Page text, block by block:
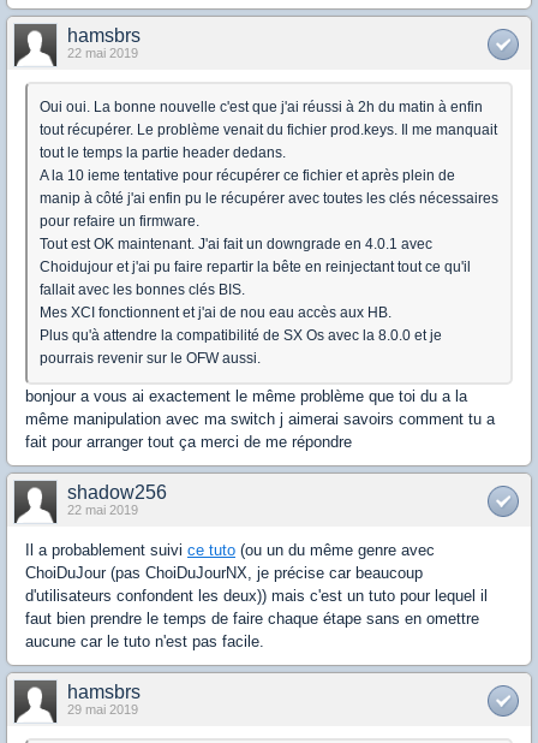
hamsbrs
22 mai 2019
Oui oui. La bonne nouvelle c'est que j'ai réussi à 2h du matin à enfin
tout récupérer. Le problème venait du fichier prod.keys. Il me manquait
tout le temps la partie header dedans.
A la 10 ieme tentative pour récupérer ce fichier et après plein de
manip à côté j'ai enfin pu le récupérer avec toutes les clés nécessaires
pour refaire un firmware.
Tout est OK maintenant. J'ai fait un downgrade en 4.0.1 avec
Choidujour et j'ai pu faire repartir la bête en reinjectant tout ce qu'il
fallait avec les bonnes clés BIS.
Mes XCI fonctionnent et j'ai de nou eau accès aux HB.
Plus qu'à attendre la compatibilité de SX Os avec la 8.0.0 et je
pourrais revenir sur le OFW aussi.
bonjour a vous ai exactement le même problème que toi du a la
même manipulation avec ma switch j aimerai savoirs comment tu a
fait pour arranger tout ça merci de me répondre
shadow256
22 mai 2019
Il a probablement suivi ce tuto (ou un du même genre avec
ChoiDuJour (pas ChoiDuJourNX, je précise car beaucoup
d'utilisateurs confondent les deux)) mais c'est un tuto pour lequel il
faut bien prendre le temps de faire chaque étape sans en omettre
aucune car le tuto n'est pas facile.
hamsbrs
29 mai 2019